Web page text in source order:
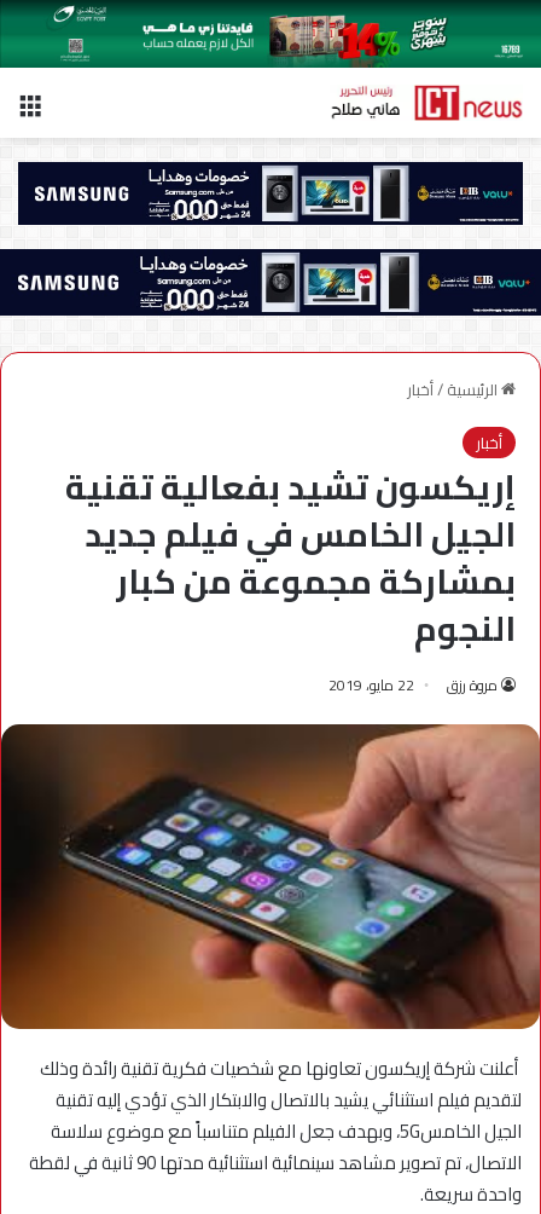
الرئيسية/أخبار
أخبار
إريكسون تشيد بفعالية تقنية
الجيل الخامس في فيلم جديد
بمشاركة مجموعة من كبار
النجوم
مروة رزق 22 مايو، 2019
أعلنت شركة إريكسون تعاونها مع شخصيات فكرية تقنية رائدة وذلك
لتقديم فيلم استثنائي يشيد بالاتصال والابتكار الذي تؤدي إليه تقنية
الجيل الخامس5G، وبهدف جعل الفيلم متناسباً مع موضوع سلاسة
الاتصال، تم تصوير مشاهد سينمائية استثنائية مدتها 90 ثانية في لقطة
واحدة سريعة.